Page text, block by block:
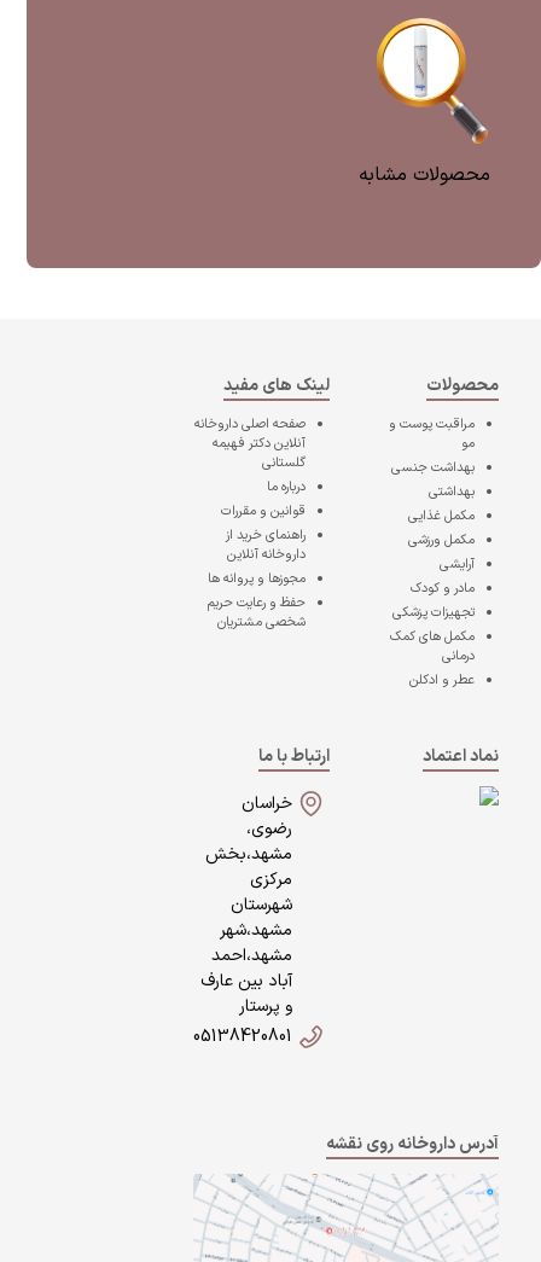
محصولات مشابه
محصولات
مراقبت پوست و
مو
بهداشت جنسی
بهداشتی
مکمل غذایی
مکمل ورزشی
آرایشی
مادر و کودک
تجهیزات پزشکی
مکمل های کمک
درمانی
عطر و ادکلن
لینک های مفید
صفحه اصلیداروخانه
آنلاین دکتر فهیمه
گلستانی
درباره ما
قوانین و مقررات
راهنمای خرید از
داروخانه آنلاین
مجوزها و پروانه ها
حفظ و رعایت حریم
شخصی مشتریان
نماد اعتماد
ارتباط با ما
خراسان
رضوی،
مشهد،بخش
مرکزی
شهرستان
مشهد،شهر
مشهد،احمد
آباد بین عارف
و پرستار
05138420801
آدرس داروخانه روی نقشه